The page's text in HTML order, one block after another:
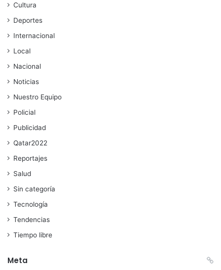
Cultura
Deportes
Internacional
Local
Nacional
Noticias
Nuestro Equipo
Policial
Publicidad
Qatar2022
Reportajes
Salud
Sin categoría
Tecnología
Tendencias
Tiempo libre
Meta